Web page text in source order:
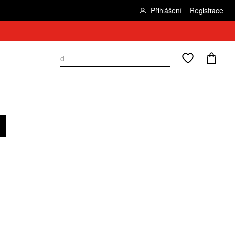
Přihlášení Registrace